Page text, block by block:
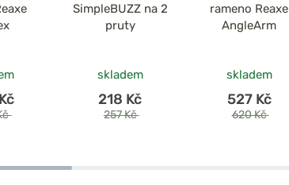
SimpleBUZZ na 2
pruty
skladem
218 Kč
257 Kč
rameno Reaxe
AngleArm
skladem
527 Kč
620 Kč